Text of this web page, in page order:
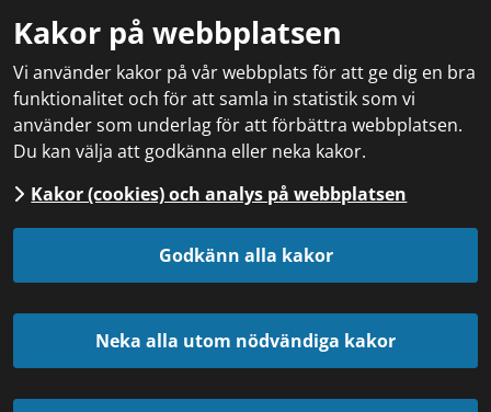
Kakor på webbplatsen
Vi använder kakor på vår webbplats för att ge dig en bra
funktionalitet och för att samla in statistik som vi
använder som underlag för att förbättra webbplatsen.
Du kan välja att godkänna eller neka kakor.
Kakor (cookies) och analys på webbplatsen
Godkänn alla kakor
Neka alla utom nödvändiga kakor